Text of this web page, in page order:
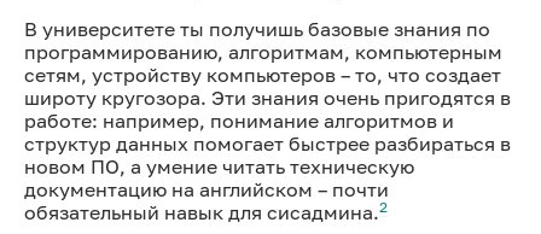
В университете ты получишь базовые знания по
программированию, алгоритмам, компьютерным
сетям, устройству компьютеров – то, что создает
широту кругозора. Эти знания очень пригодятся в
работе: например, понимание алгоритмов и
структур данных помогает быстрее разбираться в
новом ПО, а умение читать техническую
документацию на английском – почти
обязательный навык для сисадмина.2